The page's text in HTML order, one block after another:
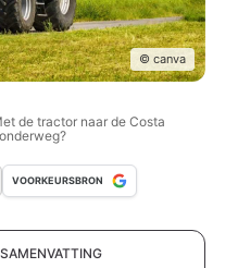
© canva
de tractor naar de Costa
VOORKEURSBRON